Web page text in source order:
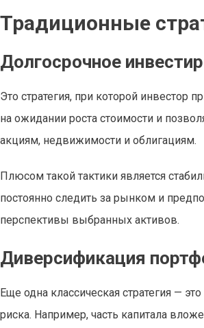
Традиционные
Долгосрочное
Это стратегия, при которой инвестор
на ожидании роста стоимости и
акциям, недвижимости и облигациям.
Плюсом такой тактики является
постоянно следить за рынком и
перспективы выбранных активов.
Диверсификация
Еще одна классическая стратегия —
риска. Например, часть капитала